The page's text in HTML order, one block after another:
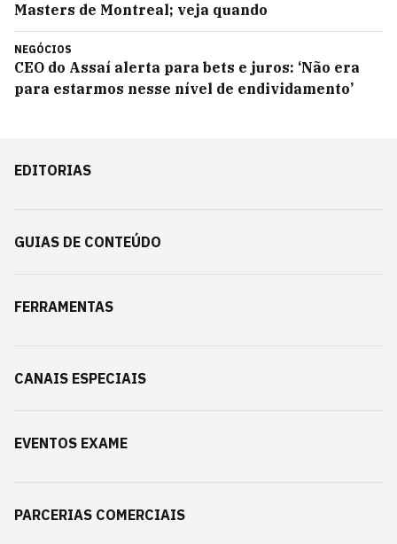
Masters de Montreal; veja quando
NEGÓCIOS
CEO do Assaí alerta para bets e juros: ‘Não era
para estarmos nesse nível de endividamento’
EDITORIAS
GUIAS DE CONTEÚDO
FERRAMENTAS
CANAIS ESPECIAIS
EVENTOS EXAME
PARCERIAS COMERCIAIS